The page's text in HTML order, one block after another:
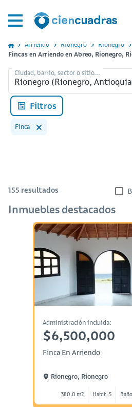
Arriendo Rionegro Rionegro
Fincas en Arriendo en Abreo, Rionegro,
Ciudad, barrio, sector o sitio...
Filtros
Finca
155 resultados
Inmuebles destacados
Administración incluida:
$6,500,000
Finca En Arriendo
Rionegro, Rionegro
380.0 m2 Habit. 5